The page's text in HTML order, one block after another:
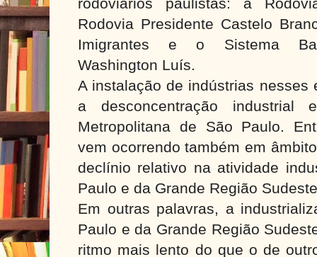
Rodovia Presidente Castelo
Imigrantes e o Sistema
Washington Luís.
A instalação de indústrias nesses
a desconcentração industrial
Metropolitana de São Paulo.
vem ocorrendo também em
declínio relativo na atividade
Paulo e da Grande Região
Em outras palavras, a
Paulo e da Grande Região
ritmo mais lento do que o de